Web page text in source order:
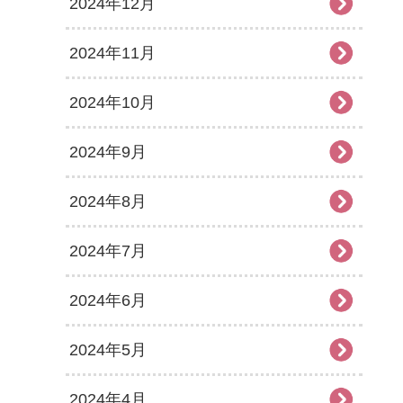
2024年12月
2024年11月
2024年10月
2024年9月
2024年8月
2024年7月
2024年6月
2024年5月